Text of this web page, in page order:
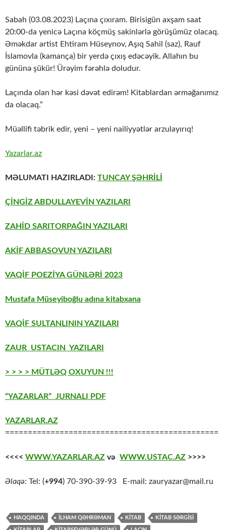
Sabah (03.08.2023) Laçına çıxıram. Birisigün axşam saat
20:00-da yenicə Laçına köçmüş sakinlərlə görüşümüz olacaq.
Əməkdar artist Ehtiram Hüseynov, Aşıq Sahil (saz), Rauf
İslamovla (kamança) bir yerdə çıxış edəcəyik. Allahın bu
gününə şükür! Ürəyim fərəhlə doludur.
Laçında olan hər kəsi dəvət edirəm! Kitablardan ərməğanımız
da olacaq.”
Müəllifi təbrik edir, yeni – yeni nailiyyətlər arzulayırıq!
Yazarlar.az
MƏLUMATI HAZIRLADI: TUNCAY ŞƏHRİLİ
ÇİNGİZ ABDULLAYEVİN YAZILARI
ZAHİD SARITORPAĞIN YAZILARI
AKİF ABBASOVUN YAZILARI
VAQİF POEZİYA GÜNLƏRİ 2023
Mustafa Müseyiboğlu adına kitabxana
VAQİF SULTANLININ YAZILARI
ZAUR USTACIN YAZILARI
> > > > MÜTLƏQ OXUYUN !!!
“YAZARLAR” JURNALI PDF
YAZARLAR.AZ
===============================================
<<<< WWW.YAZARLAR.AZ və WWW.USTAC.AZ >>>>
Əlaqə: Tel: (+994) 70-390-39-93 E-mail: zauryazar@mail.ru
HAQQINDA İLHAM QƏHRƏMAN KİTAB KİTAB SƏRGİSİ